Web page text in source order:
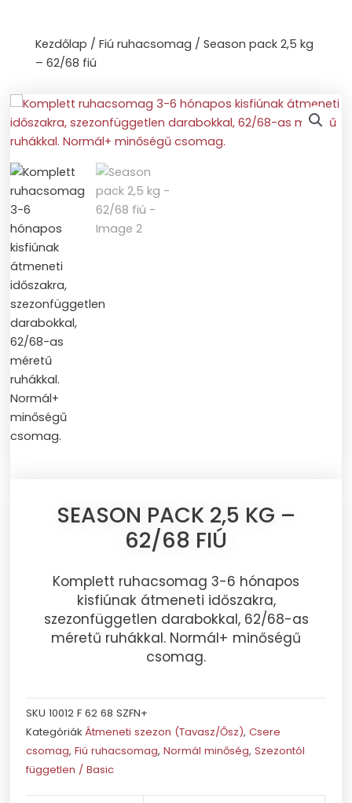
contentKezdőlap / Fiú ruhacsomag / Season pack 2,5 kg
– 62/68 fiú
SEASON PACK 2,5 KG –
62/68 FIÚ
Komplett ruhacsomag 3-6 hónapos
kisfiúnak átmeneti időszakra,
szezonfüggetlen darabokkal, 62/68-as
méretű ruhákkal. Normál+ minőségű
csomag.
SKU10012 F 62 68 SZFN+
Kategóriák Átmeneti szezon (Tavasz/Ősz),Csere
csomag,Fiú ruhacsomag,Normál minőség,Szezontól
független / Basic